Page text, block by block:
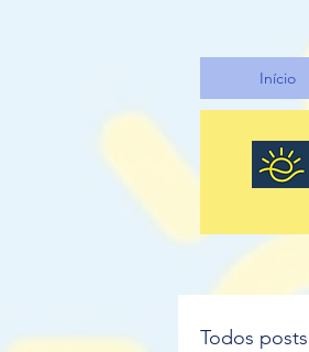
Início
Todos posts